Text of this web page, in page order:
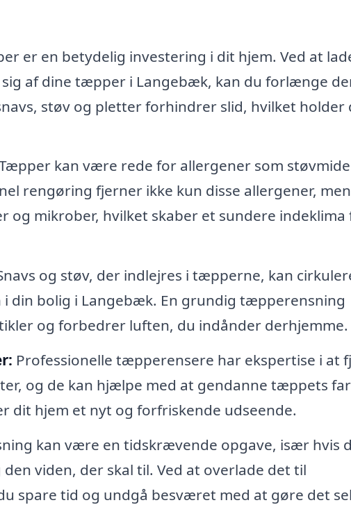
er en betydelig investering i dit hjem. Ved at
af dine tæpper i Langebæk, kan du forlænge
støv og pletter forhindrer slid, hvilket holder
kan være rede for allergener som
rengøring fjerner ikke kun disse allergener, men
og mikrober, hvilket skaber et sundere indeklima
og støv, der indlejres i tæpperne, kan
din bolig i Langebæk. En grundig tæpperensning
og forbedrer luften, du indånder derhjemme.
Professionelle tæpperensere har ekspertise i at
og de kan hjælpe med at gendanne tæppets
dit hjem et nyt og forfriskende udseende.
kan være en tidskrævende opgave, især hvis
viden, der skal til. Ved at overlade det til
spare tid og undgå besværet med at gøre det